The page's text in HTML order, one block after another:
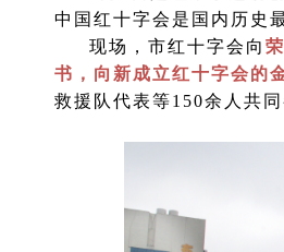
中国红十字会是国内历史
现场，市红十字会向
书，向新成立红十字会的
救援队代表等150余人共同